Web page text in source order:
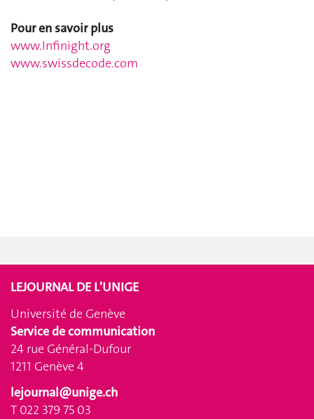
Pour en savoir plus
www.Infinight.org
www.swissdecode.com
LEJOURNAL DE L'UNIGE
Université de Genève
Service de communication
24 rue Général-Dufour
1211 Genève 4
lejournal@unige.ch
T 022 379 75 03